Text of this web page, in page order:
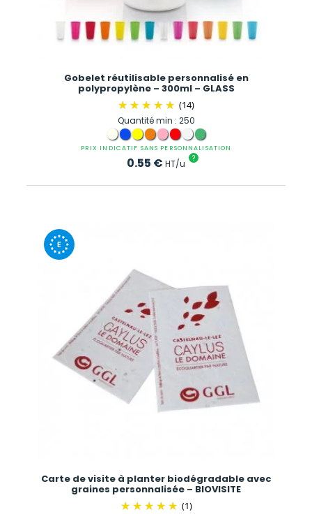
Gobelet réutilisable personnalisé en
polypropylène – 300ml – GLASS
(14)
Quantité min : 250
PRIX INDICATIF SANS PERSONNALISATION
0.55 € HT/u ?
Carte de visite à planter biodégradable avec
graines personnalisée – BIOVISITE
(1)